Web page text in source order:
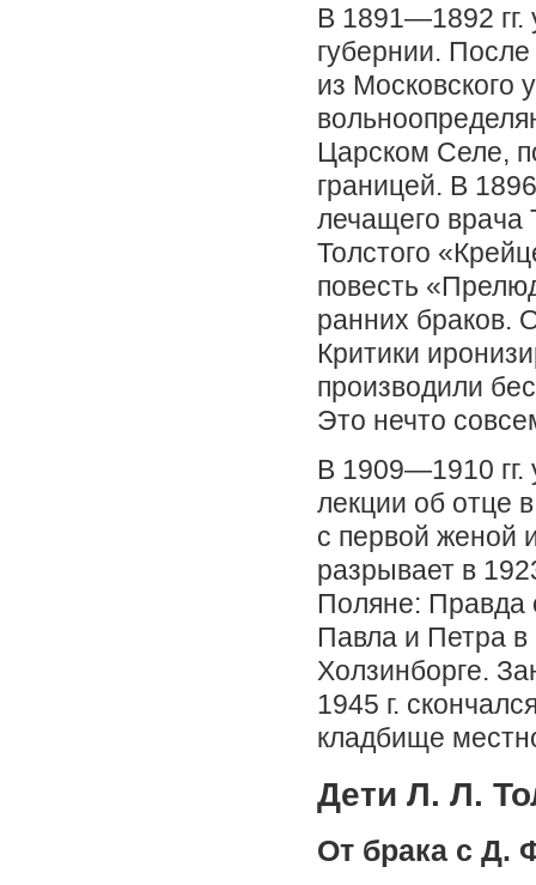
В 1891—1892
губернии.
из Московского
Царском Селе,
границей. В
лечащего врача
Толстого
повесть
ранних браков.
Критики
производили
Это нечто
В 1909—1910 гг.
лекции об отце
с первой женой
разрывает в
Поляне: Правда
Павла и Петра в
Холзинборге.
1945 г.
кладбище
Дети Л. Л.
От брака с Д.